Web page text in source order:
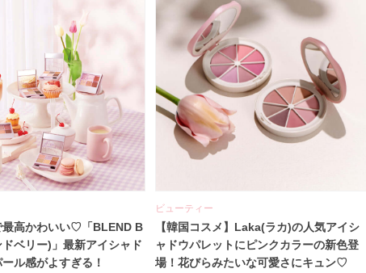
最高かわいい♡「BLEND B
ドベリー)」最新アイシャド
ル感がよすぎる！
ビューティー
【韓国コスメ】Laka(ラカ)の人気アイシ
ャドウパレットにピンクカラーの新色登
場！花びらみたいな可愛さにキュン♡